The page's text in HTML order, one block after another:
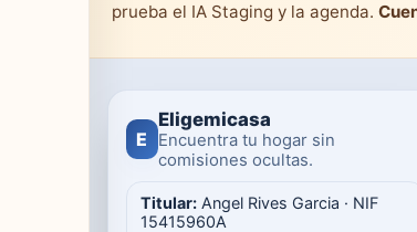
prueba el IA Staging y la agenda.
E
Eligemicasa
Encuentra tu hogar sin
comisiones ocultas.
Titular: Angel Rives Garcia · NIF
15415960A